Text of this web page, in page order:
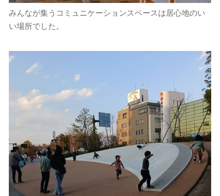
みんなが集うコミュニケーションスペースは居心地のい
い場所でした。